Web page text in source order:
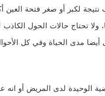
لكبر أو صغر فتحة العين
ولا تحتاج حالات الحول
أيضا مدى الحياة وفي كل
الوحيدة لدى المريض أو